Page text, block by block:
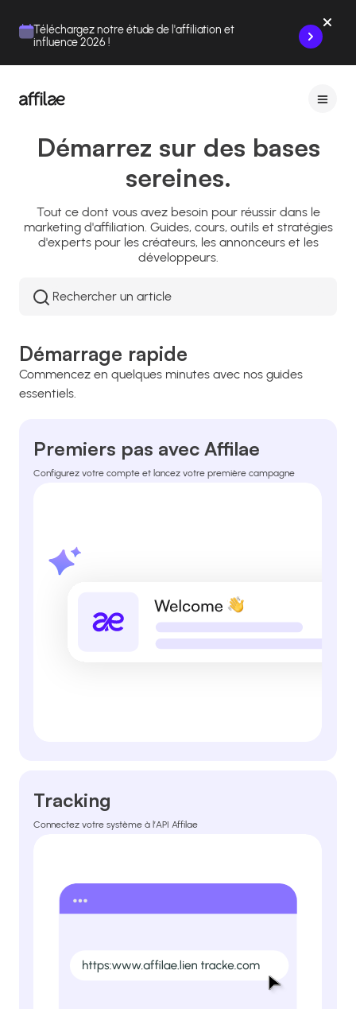
Téléchargez notre étude de l'affiliation et
influence 2026 !
Démarrez sur des bases
sereines.
Tout ce dont vous avez besoin pour réussir dans le
marketing d'affiliation. Guides, cours, outils et stratégies
d'experts pour les créateurs, les annonceurs et les
développeurs.
Rechercher
Démarrage rapide
Commencez en quelques minutes avec nos guides
essentiels.
Premiers pas avec Affilae
Configurez votre compte et lancez votre première campagne
Tracking
Connectez votre système à l’API Affilae